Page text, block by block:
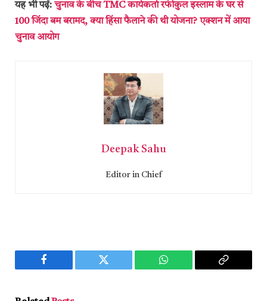
यह भी पढ़ें: चुनाव के बीच TMC कार्यकर्ता रफीकुल इस्लाम के घर से
100 जिंदा बम बरामद, क्या हिंसा फैलाने की थी योजना? एक्शन में आया
चुनाव आयोग
Deepak Sahu
Editor in Chief
Facebook Twitter WhatsApp
Copy